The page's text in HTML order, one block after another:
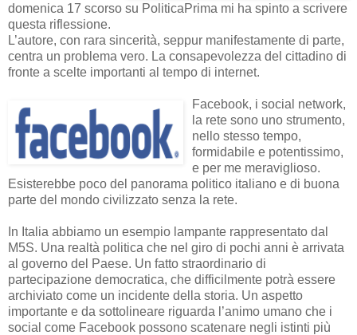
domenica 17 scorso su PoliticaPrima mi ha spinto a scrivere
questa riflessione.
L’autore, con rara sincerità, seppur manifestamente di parte,
centra un problema vero. La consapevolezza del cittadino di
fronte a scelte importanti al tempo di internet.
Facebook, i social network,
la rete sono uno strumento,
nello stesso tempo,
formidabile e potentissimo,
e per me meraviglioso.
Esisterebbe poco del panorama politico italiano e di buona
parte del mondo civilizzato senza la rete.
In Italia abbiamo un esempio lampante rappresentato dal
M5S. Una realtà politica che nel giro di pochi anni è arrivata
al governo del Paese. Un fatto straordinario di
partecipazione democratica, che difficilmente potrà essere
archiviato come un incidente della storia. Un aspetto
importante e da sottolineare riguarda l’animo umano che i
social come Facebook possono scatenare negli istinti più